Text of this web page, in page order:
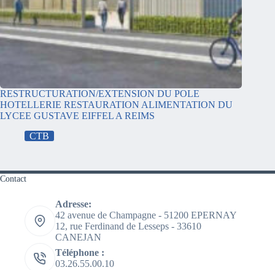
RESTRUCTURATION/EXTENSION DU POLE
HOTELLERIE RESTAURATION ALIMENTATION DU
LYCEE GUSTAVE EIFFEL A REIMS
CTB
Contact
Adresse:
42 avenue de Champagne - 51200 EPERNAY
12, rue Ferdinand de Lesseps - 33610
CANEJAN
Téléphone :
03.26.55.00.10